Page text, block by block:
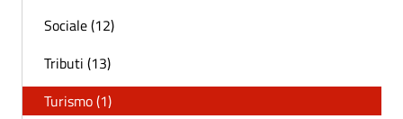
Sociale (12)
Tributi (13)
Turismo (1)